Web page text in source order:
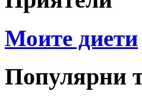
Моите диети
Популярни